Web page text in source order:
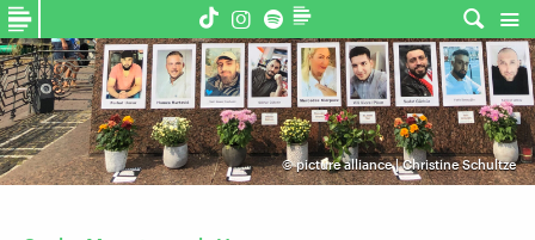
©picture alliance | Christine Schultze